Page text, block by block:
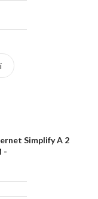
Simplify A 2
-